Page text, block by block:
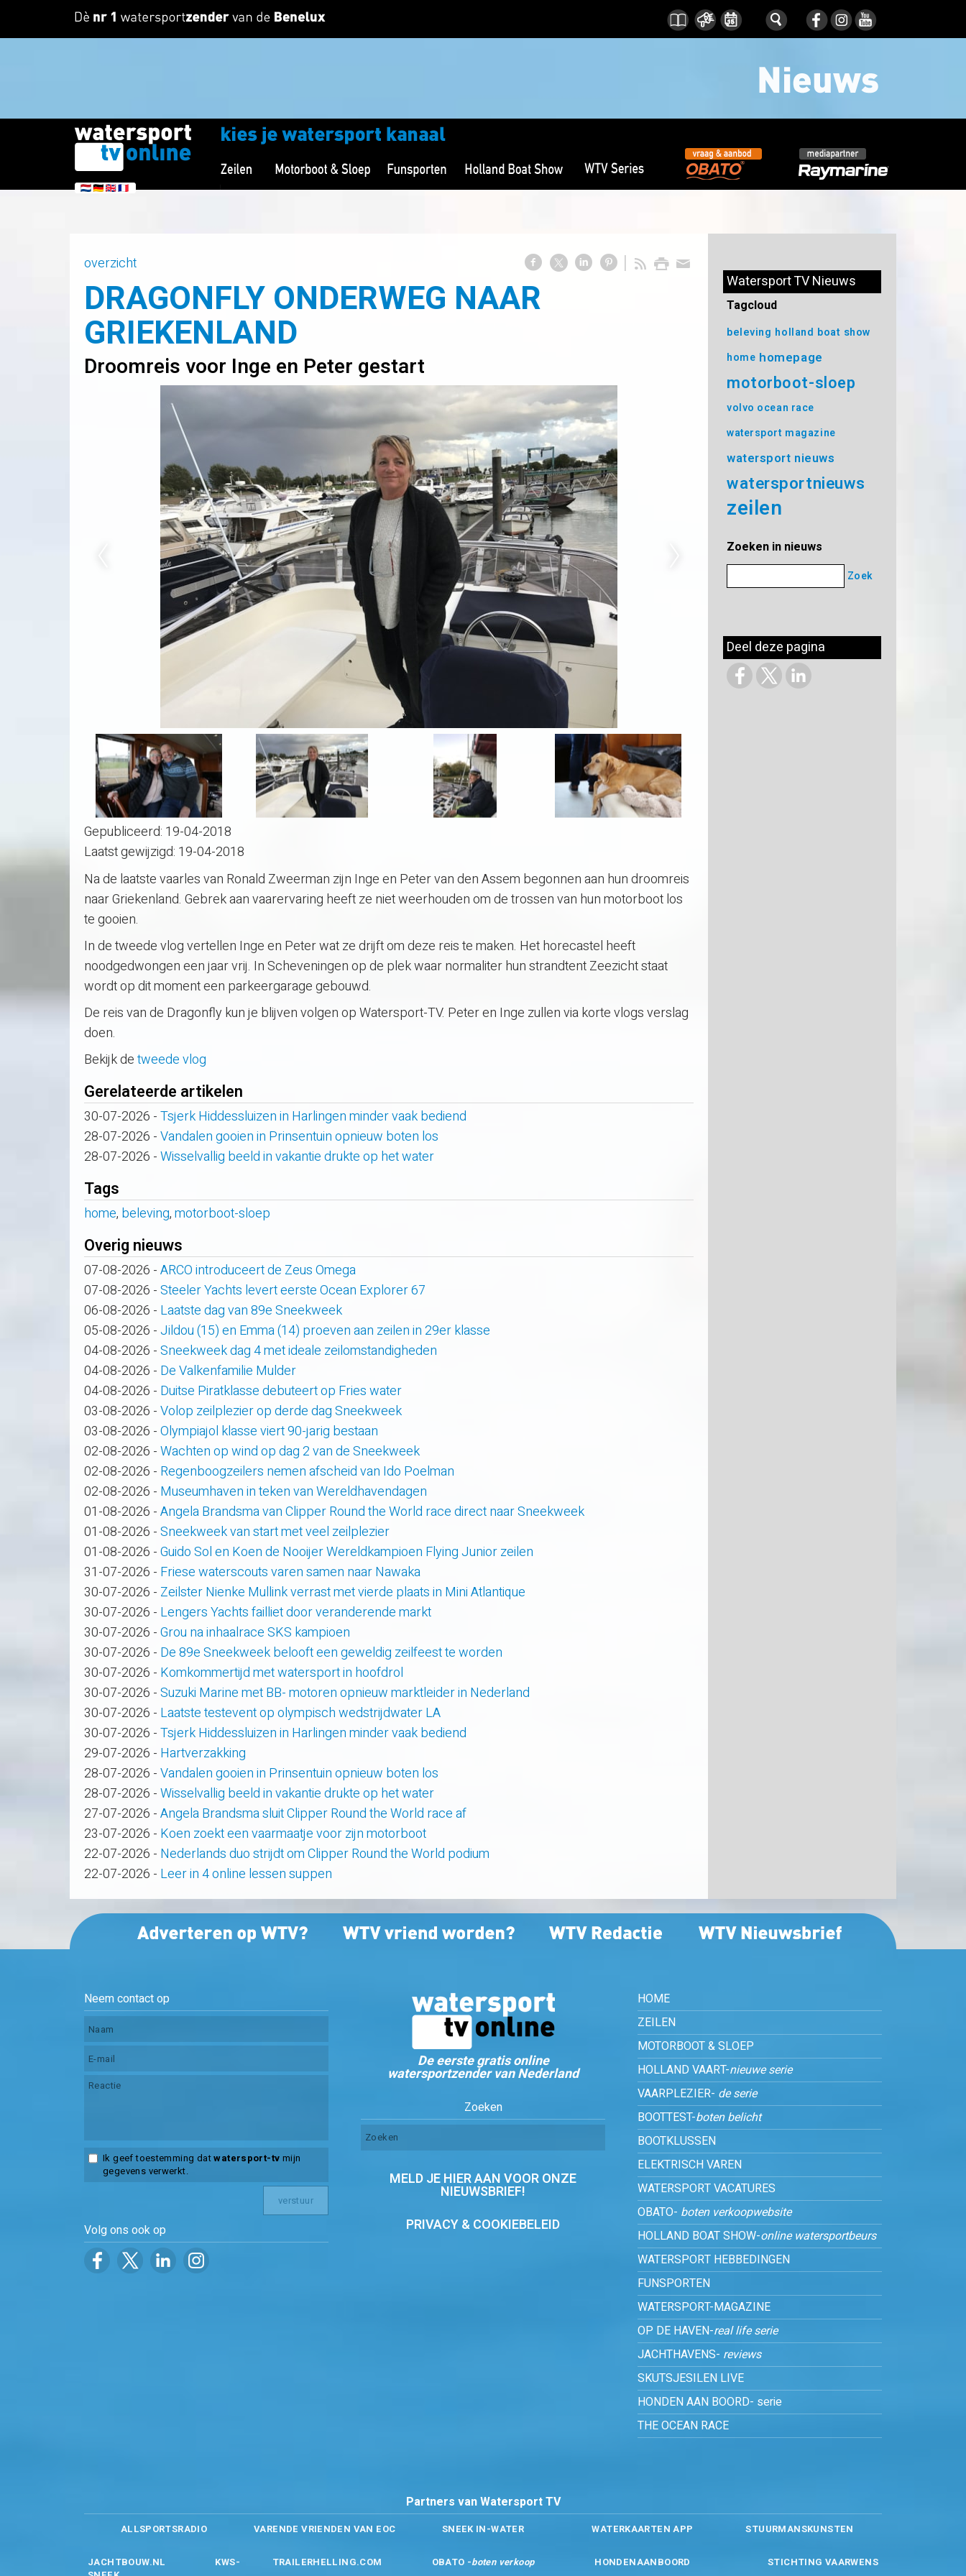
overzicht
DRAGONFLY ONDERWEG NAAR
GRIEKENLAND
Droomreis voor Inge en Peter gestart
Gepubliceerd: 19-04-2018
Laatst gewijzigd: 19-04-2018
Na de laatste vaarles van Ronald Zweerman zijn Inge en Peter van den Assem begonnen aan hun droomreis
naar Griekenland. Gebrek aan vaarervaring heeft ze niet weerhouden om de trossen van hun motorboot los
te gooien.
In de tweede vlog vertellen Inge en Peter wat ze drijft om deze reis te maken. Het horecastel heeft
noodgedwongen een jaar vrij. In Scheveningen op de plek waar normaliter hun strandtent Zeezicht staat
wordt op dit moment een parkeergarage gebouwd.
De reis van de Dragonfly kun je blijven volgen op Watersport-TV. Peter en Inge zullen via korte vlogs verslag
doen.
Bekijk detweede vlog
Gerelateerde artikelen
30-07-2026 -Tsjerk Hiddessluizen in Harlingen minder vaak bediend
28-07-2026 -Vandalen gooien in Prinsentuin opnieuw boten los
28-07-2026 -Wisselvallig beeld in vakantie drukte op het water
Tags
home, beleving,motorboot-sloep
Overig nieuws
07-08-2026 -ARCO introduceert de Zeus Omega
07-08-2026 -Steeler Yachts levert eerste Ocean Explorer 67
06-08-2026 - Laatste dag van 89e Sneekweek
05-08-2026 -Jildou (15) en Emma (14) proeven aan zeilen in 29er klasse
04-08-2026 -Sneekweek dag 4 met ideale zeilomstandigheden
04-08-2026 - De Valkenfamilie Mulder
04-08-2026 - Duitse Piratklasse debuteert op Fries water
03-08-2026 -Volop zeilplezier op derde dag Sneekweek
03-08-2026 -Olympiajol klasse viert 90-jarig bestaan
02-08-2026 -Wachten op wind op dag 2 van de Sneekweek
02-08-2026 - Regenboogzeilers nemen afscheid van Ido Poelman
02-08-2026 - Museumhaven in teken van Wereldhavendagen
01-08-2026 -Angela Brandsma van Clipper Round the World race direct naar Sneekweek
01-08-2026 -Sneekweek van start met veel zeilplezier
01-08-2026 -Guido Sol en Koen de Nooijer Wereldkampioen Flying Junior zeilen
31-07-2026 - Friese waterscouts varen samen naar Nawaka
30-07-2026 - Zeilster Nienke Mullink verrast met vierde plaats in Mini Atlantique
30-07-2026 - Lengers Yachts failliet door veranderende markt
30-07-2026 -Grou na inhaalrace SKS kampioen
30-07-2026 - De 89e Sneekweek belooft een geweldig zeilfeest te worden
30-07-2026 - Komkommertijd met watersport in hoofdrol
30-07-2026 -Suzuki Marine met BB- motoren opnieuw marktleider in Nederland
30-07-2026 - Laatste testevent op olympisch wedstrijdwater LA
30-07-2026 -Tsjerk Hiddessluizen in Harlingen minder vaak bediend
29-07-2026 - Hartverzakking
28-07-2026 -Vandalen gooien in Prinsentuin opnieuw boten los
28-07-2026 -Wisselvallig beeld in vakantie drukte op het water
27-07-2026 -Angela Brandsma sluit Clipper Round the World race af
23-07-2026 - Koen zoekt een vaarmaatje voor zijn motorboot
22-07-2026 - Nederlands duo strijdt om Clipper Round the World podium
22-07-2026 - Leer in 4 online lessen suppen
Watersport TV Nieuws
Tagcloud
beleving holland boat show
home homepage
motorboot-sloep
volvo ocean race
watersport magazine
watersport nieuws
watersportnieuws
zeilen
Zoeken in nieuws
Zoek
Deel deze pagina
Neem contact op
Ik geef toestemming datwatersport-tv mijn
gegevens verwerkt.
Volg ons ook op
De eerste gratis online
watersportzender van Nederland
Zoeken
MELD JE HIER AAN VOOR ONZE
NIEUWSBRIEF!
PRIVACY & COOKIEBELEID
HOME
ZEILEN
MOTORBOOT & SLOEP
HOLLAND VAART-nieuwe serie
VAARPLEZIER- de serie
BOOTTEST-boten belicht
BOOTKLUSSEN
ELEKTRISCH VAREN
WATERSPORT VACATURES
OBATO- boten verkoopwebsite
HOLLAND BOAT SHOW-online watersportbeurs
WATERSPORT HEBBEDINGEN
FUNSPORTEN
WATERSPORT-MAGAZINE
OP DE HAVEN-real life serie
JACHTHAVENS- reviews
SKUTSJESILEN LIVE
HONDEN AAN BOORD- serie
THE OCEAN RACE
Partners van Watersport TV
ALLSPORTSRADIO VARENDE VRIENDEN VAN EOC SNEEK IN-WATER WATERKAARTEN APP STUURMANSKUNSTEN
JACHTBOUW.NL
KWS-
TRAILERHELLING.COM OBATO -boten verkoop HONDENAANBOORD STICHTING VAARWENS